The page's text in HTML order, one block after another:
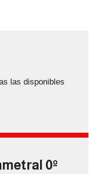
las disponibles
0º